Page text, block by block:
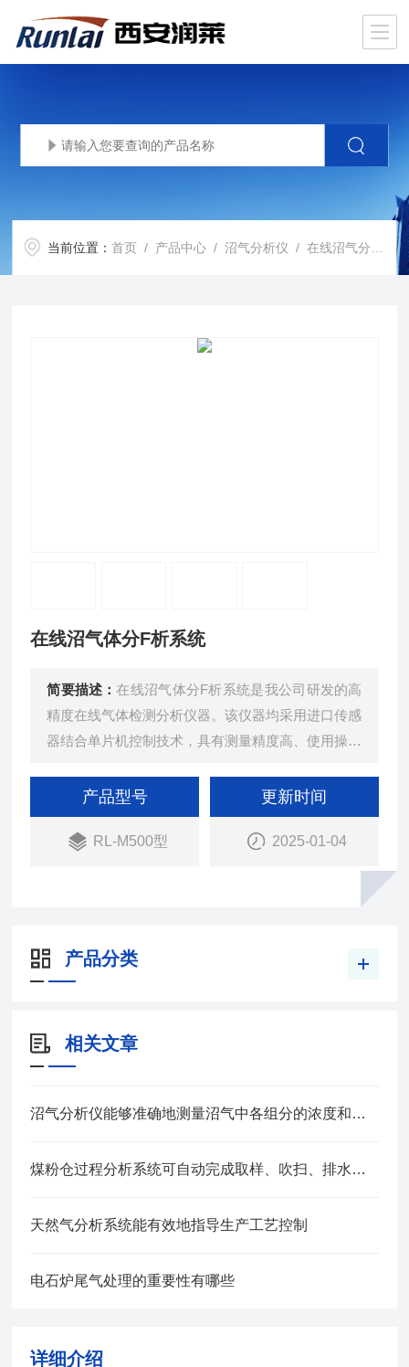
当前位置：首页 / 产品中心 /沼气分析仪 /在线沼气分析仪 /
在线沼气体分F析系统
简要描述：在线沼气体分F析系统是我公司研发的高
精度在线气体检测分析仪器。该仪器均采用进口传感
器结合单片机控制技术，具有测量精度高、使用操作
产品型号
RL-M500型
更新时间
2025-01-04
产品分类
相关文章
沼气分析仪能够准确地测量沼气中各组分的浓度和比例
煤粉仓过程分析系统可自动完成取样、吹扫、排水等流程
天然气分析系统能有效地指导生产工艺控制
电石炉尾气处理的重要性有哪些
详细介绍